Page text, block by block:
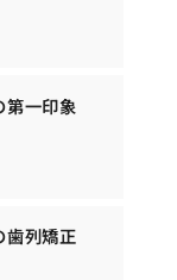
第一印象
歯列矯正